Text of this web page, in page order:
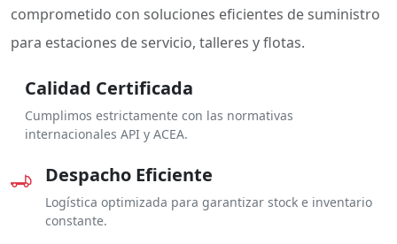
comprometido con soluciones eficientes de suministro
para estaciones de servicio, talleres y flotas.
Calidad Certificada
Cumplimos estrictamente con las normativas
internacionales API y ACEA.
Despacho Eficiente
Logística optimizada para garantizar stock e inventario
constante.